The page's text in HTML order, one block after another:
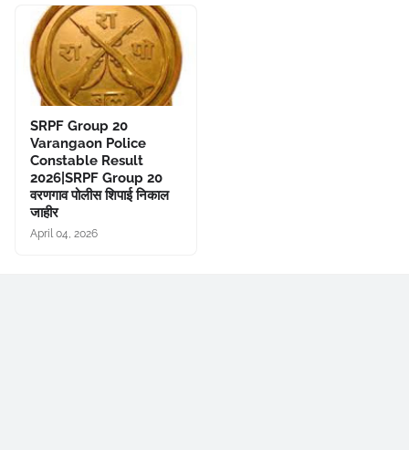
SRPF Group 20
Varangaon Police
Constable Result
2026|SRPF Group 20
वरणगाव पोलीस शिपाई निकाल
जाहीर
April 04, 2026